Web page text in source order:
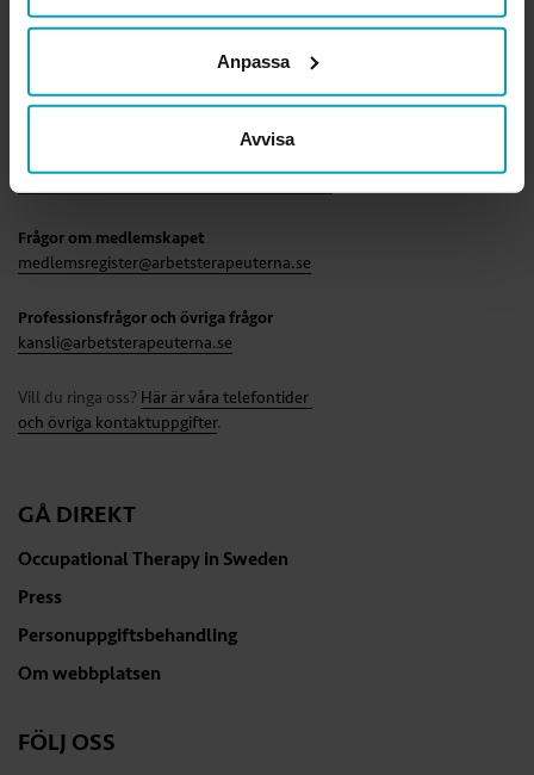
Anpassa
Avvisa
KONTAKTA OSS
Frågor om medlemskapet
medlemsregister@arbetsterapeuterna.se
Professionsfrågor och övriga frågor
kansli@arbetsterapeuterna.se
Vill du ringa oss? Här är våra telefontider
och övriga kontaktuppgifter.
GÅ DIREKT
Occupational Therapy in Sweden
Press
Personuppgiftsbehandling
Om webbplatsen
FÖLJ OSS